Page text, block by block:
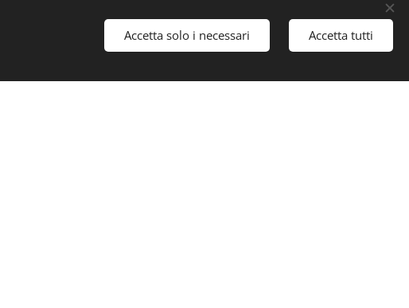
Accetta solo i necessari Accetta tutti